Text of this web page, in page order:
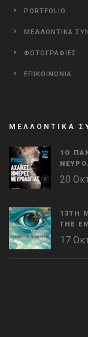
PORTFOLIO
ΜΕΛΛΟΝΤΙΚΑ
ΦΩΤΟΓΡΑΦΙΕΣ
ΕΠΙΚΟΙΝΩΝΙΑ
ΜΕΛΛΟΝΤΙΚΑ
1Ο
20
13TH
THE
17